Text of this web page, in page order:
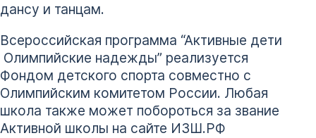
дансу и танцам.
Всероссийская программа “Активные дети
­ Олимпийские надежды” реализуется
Фондом детского спорта совместно с
Олимпийским комитетом России. Любая
школа также может побороться за звание
Активной школы на сайте ИЗШ.РФ